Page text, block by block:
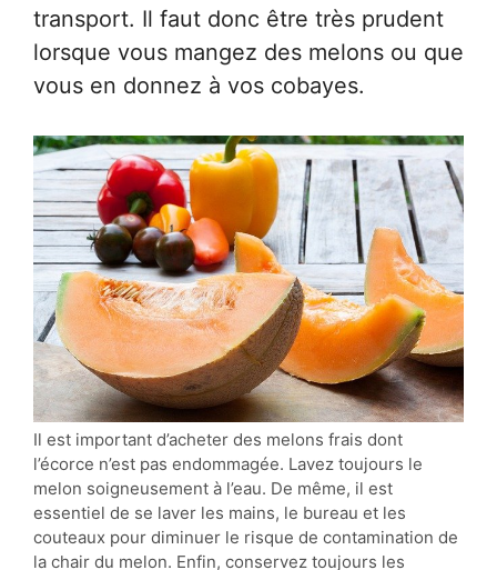
transport. Il faut donc être très prudent
lorsque vous mangez des melons ou que
vous en donnez à vos cobayes.
Il est important d’acheter des melons frais dont
l’écorce n’est pas endommagée. Lavez toujours le
melon soigneusement à l’eau. De même, il est
essentiel de se laver les mains, le bureau et les
couteaux pour diminuer le risque de contamination de
la chair du melon. Enfin, conservez toujours les